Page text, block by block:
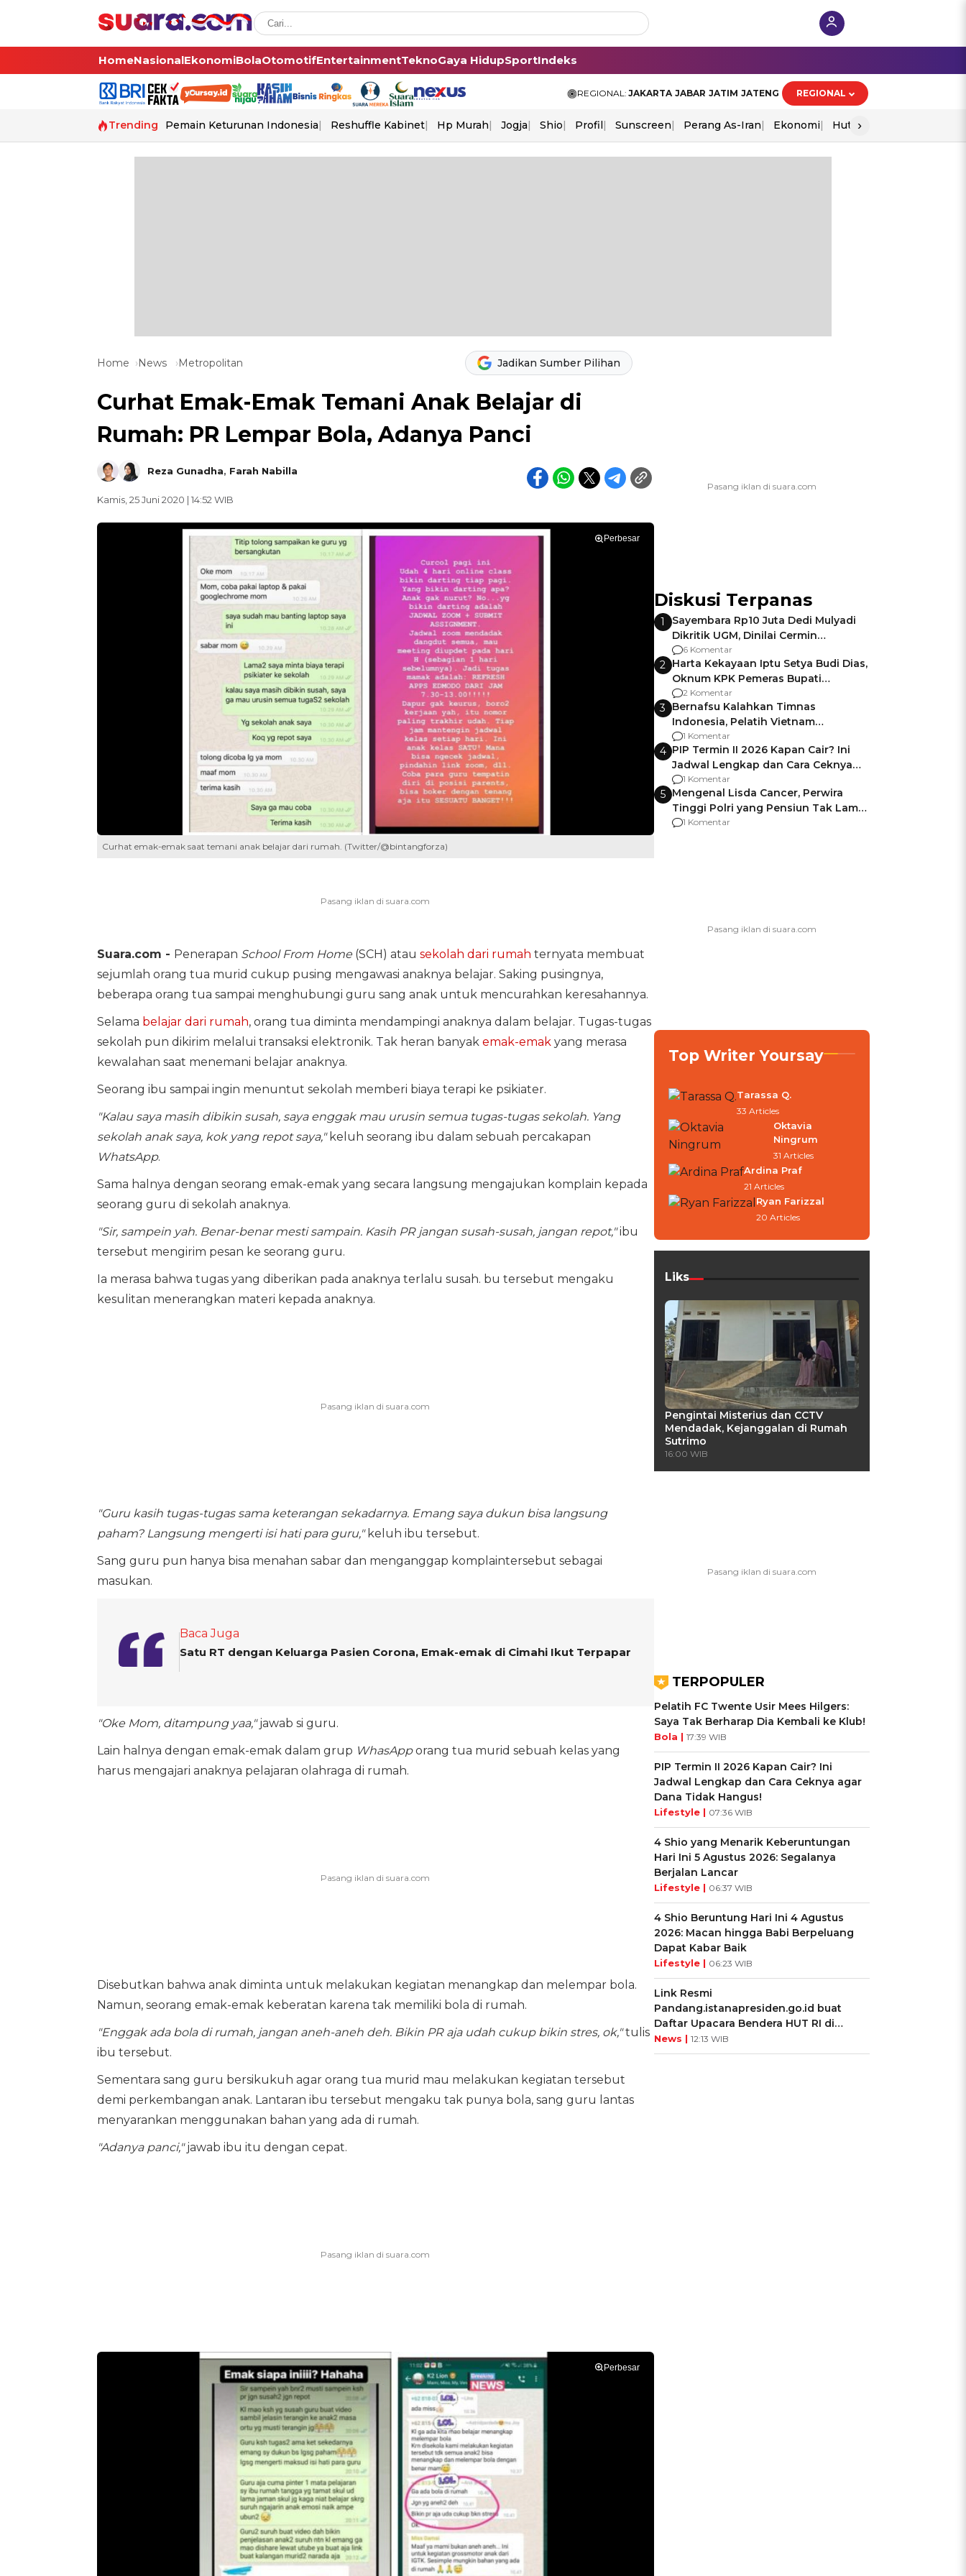
HomeNasionalEkonomiBolaOtomotifEntertainmentTeknoGaya HidupSportIndeks
REGIONAL: JAKARTA JABAR JATIM JATENG REGIONAL
Trending Pemain Keturunan Indonesia Reshuffle Kabinet Hp Murah Jogja Shio Profil Sunscreen Perang As-Iran Ekonomi Hut Ri
›
Home News Metropolitan Jadikan Sumber Pilihan
Curhat Emak-Emak Temani Anak Belajar di
Rumah: PR Lempar Bola, Adanya Panci
Reza Gunadha, Farah Nabilla
Kamis, 25 Juni 2020 | 14:52 WIB
Perbesar
Curhat emak-emak saat temani anak belajar dari rumah. (Twitter/@bintangforza)
Suara.com - Penerapan School From Home(SCH) atau sekolah dari rumah ternyata membuat
sejumlah orang tua murid cukup pusing mengawasi anaknya belajar. Saking pusingnya,
beberapa orang tua sampai menghubungi guru sang anak untuk mencurahkan keresahannya.
Selama belajar dari rumah, orang tua diminta mendampingi anaknya dalam belajar. Tugas-tugas
sekolah pun dikirim melalui transaksi elektronik. Tak heran banyak emak-emak yang merasa
kewalahan saat menemani belajar anaknya.
Seorang ibu sampai ingin menuntut sekolah memberi biaya terapi ke psikiater.
"Kalau saya masih dibikin susah, saya enggak mau urusin semua tugas-tugas sekolah. Yang
sekolah anak saya, kok yang repot saya,"keluh seorang ibu dalam sebuah percakapan
WhatsApp.
Sama halnya dengan seorang emak-emak yang secara langsung mengajukan komplain kepada
seorang guru di sekolah anaknya.
"Sir, sampein yah. Benar-benar mesti sampain. Kasih PR jangan susah-susah, jangan repot,"ibu
tersebut mengirim pesan ke seorang guru.
Ia merasa bahwa tugas yang diberikan pada anaknya terlalu susah. bu tersebut mengaku
kesulitan menerangkan materi kepada anaknya.
"Guru kasih tugas-tugas sama keterangan sekadarnya. Emang saya dukun bisa langsung
paham? Langsung mengerti isi hati para guru,"keluh ibu tersebut.
Sang guru pun hanya bisa menahan sabar dan menganggap komplaintersebut sebagai
masukan.
Baca Juga
Satu RT dengan Keluarga Pasien Corona, Emak-emak di Cimahi Ikut Terpapar
"Oke Mom, ditampung yaa,"jawab si guru.
Lain halnya dengan emak-emak dalam grup WhasApporang tua murid sebuah kelas yang
harus mengajari anaknya pelajaran olahraga di rumah.
Disebutkan bahwa anak diminta untuk melakukan kegiatan menangkap dan melempar bola.
Namun, seorang emak-emak keberatan karena tak memiliki bola di rumah.
"Enggak ada bola di rumah, jangan aneh-aneh deh. Bikin PR aja udah cukup bikin stres, ok,"tulis
ibu tersebut.
Sementara sang guru bersikukuh agar orang tua murid mau melakukan kegiatan tersebut
demi perkembangan anak. Lantaran ibu tersebut mengaku tak punya bola, sang guru lantas
menyarankan menggunakan bahan yang ada di rumah.
"Adanya panci,"jawab ibu itu dengan cepat.
Perbesar
Diskusi Terpanas
1
Sayembara Rp10 Juta Dedi Mulyadi
Dikritik UGM, Dinilai Cermin
Gagalnya Negara Jamin Keamanan
6 Komentar
2 Harta Kekayaan Iptu Setya Budi Dias,
Oknum KPK Pemeras Bupati
Pemalang
2 Komentar
3 Bernafsu Kalahkan Timnas
Indonesia, Pelatih Vietnam
Berencana Pakai Jimat di Pakansari
1 Komentar
4 PIP Termin II 2026 Kapan Cair? Ini
Jadwal Lengkap dan Cara Ceknya
agar Dana Tidak Hangus!
1 Komentar
5 Mengenal Lisda Cancer, Perwira
Tinggi Polri yang Pensiun Tak Lama
Usai Jadi Brigjen
1 Komentar
Top Writer Yoursay
Tarassa Q.
33 Articles
Oktavia
Ningrum
31 Articles
Ardina Praf
21 Articles
Ryan Farizzal
20 Articles
Liks
Pengintai Misterius dan CCTV
Mendadak, Kejanggalan di Rumah
Sutrimo
16:00 WIB
TERPOPULER
Pelatih FC Twente Usir Mees Hilgers:
Saya Tak Berharap Dia Kembali ke Klub!
Bola | 17:39 WIB
PIP Termin II 2026 Kapan Cair? Ini
Jadwal Lengkap dan Cara Ceknya agar
Dana Tidak Hangus!
Lifestyle | 07:36 WIB
4 Shio yang Menarik Keberuntungan
Hari Ini 5 Agustus 2026: Segalanya
Berjalan Lancar
Lifestyle | 06:37 WIB
4 Shio Beruntung Hari Ini 4 Agustus
2026: Macan hingga Babi Berpeluang
Dapat Kabar Baik
Lifestyle | 06:23 WIB
Link Resmi
Pandang.istanapresiden.go.id buat
Daftar Upacara Bendera HUT RI di
Istana Negara
News | 12:13 WIB